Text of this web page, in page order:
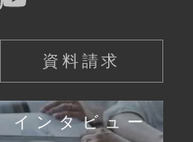
資料請求
インタビュー